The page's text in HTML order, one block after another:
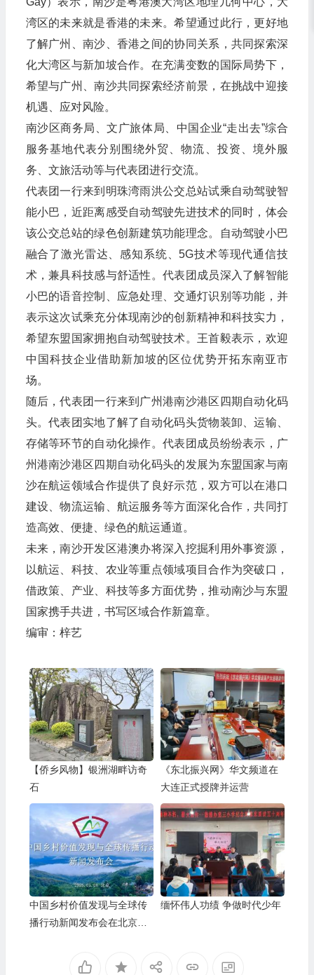
湾区的未来就是香港的未来。希望通过此行，更好地
了解广州、南沙、香港之间的协同关系，共同探索深
化大湾区与新加坡合作。在充满变数的国际局势下，
希望与广州、南沙共同探索经济前景，在挑战中迎接
机遇、应对风险。
南沙区商务局、文广旅体局、中国企业“走出去”综合
服务基地代表分别围绕外贸、物流、投资、境外服
务、文旅活动等与代表团进行交流。
代表团一行来到明珠湾雨洪公交总站试乘自动驾驶智
能小巴，近距离感受自动驾驶先进技术的同时，体会
该公交总站的绿色创新建筑功能理念。自动驾驶小巴
融合了激光雷达、感知系统、5G技术等现代通信技
术，兼具科技感与舒适性。代表团成员深入了解智能
小巴的语音控制、应急处理、交通灯识别等功能，并
表示这次试乘充分体现南沙的创新精神和科技实力，
希望东盟国家拥抱自动驾驶技术。王首毅表示，欢迎
中国科技企业借助新加坡的区位优势开拓东南亚市
场。
随后，代表团一行来到广州港南沙港区四期自动化码
头。代表团实地了解了自动化码头货物装卸、运输、
存储等环节的自动化操作。代表团成员纷纷表示，广
州港南沙港区四期自动化码头的发展为东盟国家与南
沙在航运领域合作提供了良好示范，双方可以在港口
建设、物流运输、航运服务等方面深化合作，共同打
造高效、便捷、绿色的航运通道。
未来，南沙开发区港澳办将深入挖掘利用外事资源，
以航运、科技、农业等重点领域项目合作为突破口，
借政策、产业、科技等多方面优势，推动南沙与东盟
国家携手共进，书写区域合作新篇章。
编审：梓艺
【侨乡风物】银洲湖畔访奇
石
《东北振兴网》华文频道在
大连正式授牌并运营
中国乡村价值发现与全球传
播行动新闻发布会在北京召
缅怀伟人功绩 争做时代少年